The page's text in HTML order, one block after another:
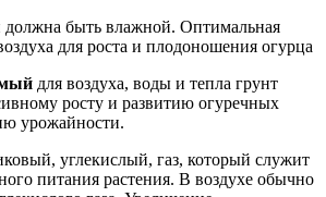
быть влажной. Оптимальная
для роста и плодоношения огурца
для воздуха, воды и тепла грунт
росту и развитию огуречных
урожайности.
углекислый, газ, который служит
питания растения. В воздухе обычно